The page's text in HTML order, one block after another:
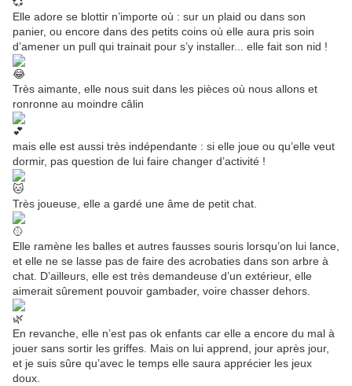
Elle adore se blottir n’importe où : sur un plaid ou dans son
panier, ou encore dans des petits coins où elle aura pris soin
d’amener un pull qui trainait pour s’y installer... elle fait son nid !
Très aimante, elle nous suit dans les pièces où nous allons et
ronronne au moindre câlin
mais elle est aussi très indépendante : si elle joue ou qu’elle veut
dormir, pas question de lui faire changer d’activité !
Très joueuse, elle a gardé une âme de petit chat.
Elle ramène les balles et autres fausses souris lorsqu’on lui lance,
et elle ne se lasse pas de faire des acrobaties dans son arbre à
chat. D’ailleurs, elle est très demandeuse d’un extérieur, elle
aimerait sûrement pouvoir gambader, voire chasser dehors.
En revanche, elle n’est pas ok enfants car elle a encore du mal à
jouer sans sortir les griffes. Mais on lui apprend, jour après jour,
et je suis sûre qu’avec le temps elle saura apprécier les jeux
doux.